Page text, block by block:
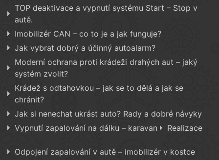
TOP deaktivace a vypnutí systému Start – Stop v
autě.
Imobilizér CAN – co to je a jak funguje?
Jak vybrat dobrý a účinný autoalarm?
Moderní ochrana proti krádeži drahých aut – jaký
systém zvolit?
Krádež s odtahovkou – jak se to dělá a jak se
chránit?
Jak si nenechat ukrást auto? Rady a dobré návyky
Vypnutí zapalování na dálku – karavan
Realizace
Odpojení zapalování v autě – imobilizér v kostce